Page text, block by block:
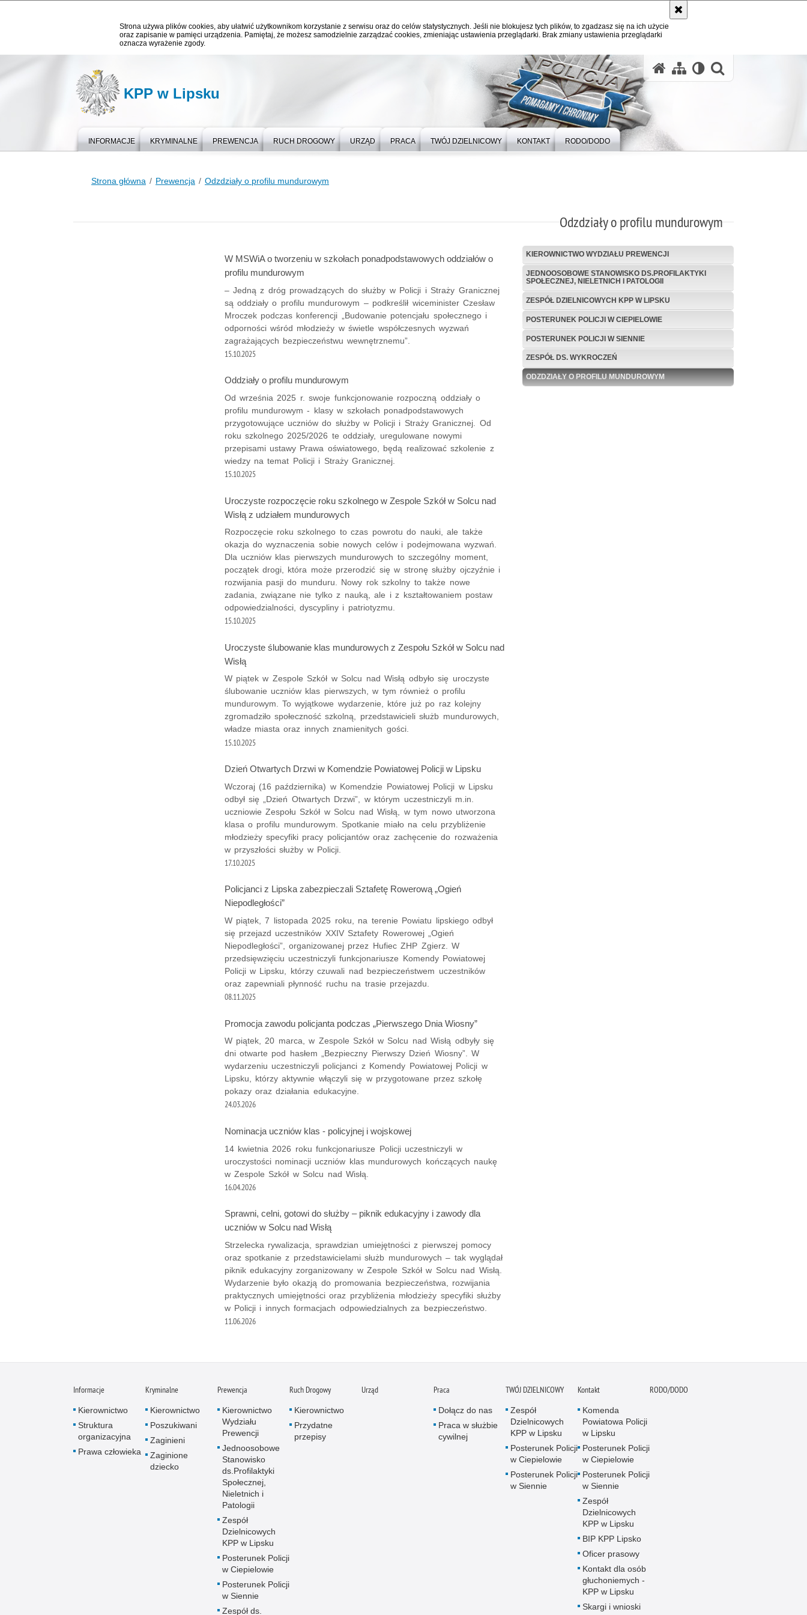
Strona używa plików cookies, aby ułatwić użytkownikom korzystanie z serwisu oraz do celów statystycznych. Jeśli nie blokujesz tych plików, to zgadzasz się na ich użycie
oraz zapisanie w pamięci urządzenia. Pamiętaj, że możesz samodzielnie zarządzać cookies, zmieniając ustawienia przeglądarki. Brak zmiany ustawienia przeglądarki
oznacza wyrażenie zgody.
KPP w Lipsku
INFORMACJE KRYMINALNE PREWENCJA RUCH DROGOWY URZĄD PRACA TWÓJ DZIELNICOWY KONTAKT RODO/DODO
Strona główna Prewencja Odzdziały o profilu mundurowym
Odzdziały o profilu mundurowym
KIEROWNICTWO WYDZIAŁU PREWENCJI
JEDNOOSOBOWE STANOWISKO DS.PROFILAKTYKI
SPOŁECZNEJ, NIELETNICH I PATOLOGII
ZESPÓŁ DZIELNICOWYCH KPP W LIPSKU
POSTERUNEK POLICJI W CIEPIELOWIE
POSTERUNEK POLICJI W SIENNIE
ZESPÓŁ DS. WYKROCZEŃ
ODZDZIAŁY O PROFILU MUNDUROWYM
W MSWiA o tworzeniu w szkołach ponadpodstawowych oddziałów o
profilu mundurowym
– Jedną z dróg prowadzących do służby w Policji i Straży Granicznej
są oddziały o profilu mundurowym – podkreślił wiceminister Czesław
Mroczek podczas konferencji „Budowanie potencjału społecznego i
odporności wśród młodzieży w świetle współczesnych wyzwań
zagrażających bezpieczeństwu wewnętrznemu”.
15.10.2025
Oddziały o profilu mundurowym
Od września 2025 r. swoje funkcjonowanie rozpoczną oddziały o
profilu mundurowym - klasy w szkołach ponadpodstawowych
przygotowujące uczniów do służby w Policji i Straży Granicznej. Od
roku szkolnego 2025/2026 te oddziały, uregulowane nowymi
przepisami ustawy Prawa oświatowego, będą realizować szkolenie z
wiedzy na temat Policji i Straży Granicznej.
15.10.2025
Uroczyste rozpoczęcie roku szkolnego w Zespole Szkół w Solcu nad
Wisłą z udziałem mundurowych
Rozpoczęcie roku szkolnego to czas powrotu do nauki, ale także
okazja do wyznaczenia sobie nowych celów i podejmowana wyzwań.
Dla uczniów klas pierwszych mundurowych to szczególny moment,
początek drogi, która może przerodzić się w stronę służby ojczyźnie i
rozwijania pasji do munduru. Nowy rok szkolny to także nowe
zadania, związane nie tylko z nauką, ale i z kształtowaniem postaw
odpowiedzialności, dyscypliny i patriotyzmu.
15.10.2025
Uroczyste ślubowanie klas mundurowych z Zespołu Szkół w Solcu nad
Wisłą
W piątek w Zespole Szkół w Solcu nad Wisłą odbyło się uroczyste
ślubowanie uczniów klas pierwszych, w tym również o profilu
mundurowym. To wyjątkowe wydarzenie, które już po raz kolejny
zgromadziło społeczność szkolną, przedstawicieli służb mundurowych,
władze miasta oraz innych znamienitych gości.
15.10.2025
Dzień Otwartych Drzwi w Komendzie Powiatowej Policji w Lipsku
Wczoraj (16 października) w Komendzie Powiatowej Policji w Lipsku
odbył się „Dzień Otwartych Drzwi”, w którym uczestniczyli m.in.
uczniowie Zespołu Szkół w Solcu nad Wisłą, w tym nowo utworzona
klasa o profilu mundurowym. Spotkanie miało na celu przybliżenie
młodzieży specyfiki pracy policjantów oraz zachęcenie do rozważenia
w przyszłości służby w Policji.
17.10.2025
Policjanci z Lipska zabezpieczali Sztafetę Rowerową „Ogień
Niepodległości”
W piątek, 7 listopada 2025 roku, na terenie Powiatu lipskiego odbył
się przejazd uczestników XXIV Sztafety Rowerowej „Ogień
Niepodległości”, organizowanej przez Hufiec ZHP Zgierz. W
przedsięwzięciu uczestniczyli funkcjonariusze Komendy Powiatowej
Policji w Lipsku, którzy czuwali nad bezpieczeństwem uczestników
oraz zapewniali płynność ruchu na trasie przejazdu.
08.11.2025
Promocja zawodu policjanta podczas „Pierwszego Dnia Wiosny”
W piątek, 20 marca, w Zespole Szkół w Solcu nad Wisłą odbyły się
dni otwarte pod hasłem „Bezpieczny Pierwszy Dzień Wiosny”. W
wydarzeniu uczestniczyli policjanci z Komendy Powiatowej Policji w
Lipsku, którzy aktywnie włączyli się w przygotowane przez szkołę
pokazy oraz działania edukacyjne.
24.03.2026
Nominacja uczniów klas - policyjnej i wojskowej
14 kwietnia 2026 roku funkcjonariusze Policji uczestniczyli w
uroczystości nominacji uczniów klas mundurowych kończących naukę
w Zespole Szkół w Solcu nad Wisłą.
16.04.2026
Sprawni, celni, gotowi do służby – piknik edukacyjny i zawody dla
uczniów w Solcu nad Wisłą
Strzelecka rywalizacja, sprawdzian umiejętności z pierwszej pomocy
oraz spotkanie z przedstawicielami służb mundurowych – tak wyglądał
piknik edukacyjny zorganizowany w Zespole Szkół w Solcu nad Wisłą.
Wydarzenie było okazją do promowania bezpieczeństwa, rozwijania
praktycznych umiejętności oraz przybliżenia młodzieży specyfiki służby
w Policji i innych formacjach odpowiedzialnych za bezpieczeństwo.
11.06.2026
Informacje
Kierownictwo
Struktura
organizacyjna
Prawa człowieka
Kryminalne
Kierownictwo
Poszukiwani
Zaginieni
Zaginione
dziecko
Prewencja
Kierownictwo
Wydziału
Prewencji
Jednoosobowe
Stanowisko
ds.Profilaktyki
Społecznej,
Nieletnich i
Patologii
Zespół
Dzielnicowych
KPP w Lipsku
Posterunek Policji
w Ciepielowie
Posterunek Policji
w Siennie
Zespół ds.
Ruch Drogowy
Kierownictwo
Przydatne
przepisy
Urząd Praca
Dołącz do nas
Praca w służbie
cywilnej
TWÓJ DZIELNICOWY
Zespół
Dzielnicowych
KPP w Lipsku
Posterunek Policji
w Ciepielowie
Posterunek Policji
w Siennie
Kontakt
Komenda
Powiatowa Policji
w Lipsku
Posterunek Policji
w Ciepielowie
Posterunek Policji
w Siennie
Zespół
Dzielnicowych
KPP w Lipsku
BIP KPP Lipsko
Oficer prasowy
Kontakt dla osób
głuchoniemych -
KPP w Lipsku
Skargi i wnioski
RODO/DODO